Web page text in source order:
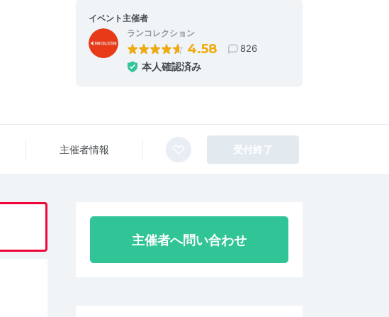
イベント主催者
ランコレクション
4.58 826
本人確認済み
主催者情報 受付終了
主催者へ問い合わせ